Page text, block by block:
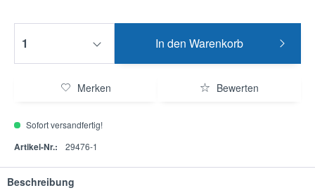
In den Warenkorb
Merken Bewerten
Sofort versandfertig!
Artikel-Nr.: 29476-1
Beschreibung